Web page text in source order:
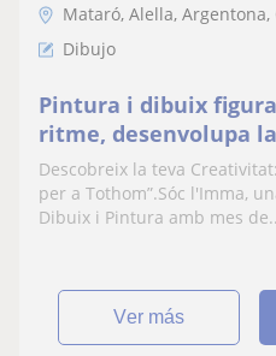
Mataró, Alella, Argentona,
Dibujo
Pintura i dibuix
ritme, desenvolupa
classes poden ser
de 20 anys
Descobreix la teva
per a Tothom”.Sóc l'Imma,
Dibuix i Pintura amb mes
ver más